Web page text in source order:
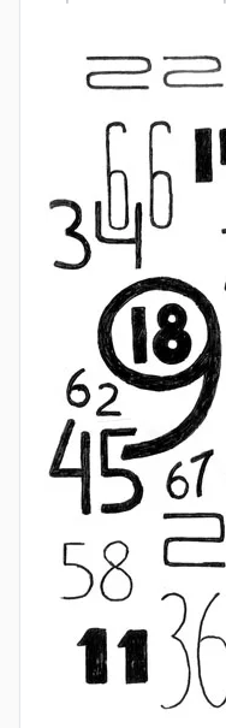
сущности,
изобретает, а
Сегодня основная
Британском музее
фрагменты — в
задачи с
характер: от
Как египтяне
Одна из самых
работа с дробями.
использовали
этого они
как сумму
числитель равен
1/2 + 1/4.
В начале папируса
разложения
был своего рода
дальнейшие
неудобны. Именно
трети всего
работа с дробями